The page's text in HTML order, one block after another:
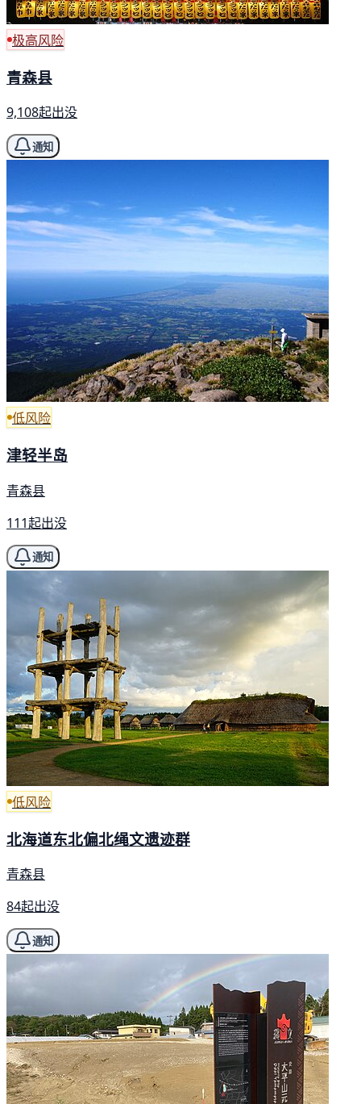
极高风险
青森县
9,108起出没
通知
低风险
津轻半岛
青森县
111起出没
通知
低风险
北海道东北偏北绳文遗迹群
青森县
84起出没
通知